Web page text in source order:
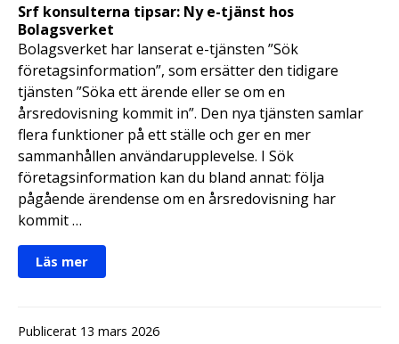
Srf konsulterna tipsar: Ny e-tjänst hos
Bolagsverket
Bolagsverket har lanserat e-tjänsten ”Sök
företagsinformation”, som ersätter den tidigare
tjänsten ”Söka ett ärende eller se om en
årsredovisning kommit in”. Den nya tjänsten samlar
flera funktioner på ett ställe och ger en mer
sammanhållen användarupplevelse. I Sök
företagsinformation kan du bland annat: följa
pågående ärendense om en årsredovisning har
kommit …
Läs mer
Publicerat 13 mars 2026